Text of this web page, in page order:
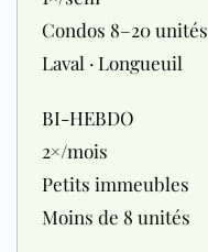
Condos 8–20 unités
Laval · Longueuil
BI-HEBDO
2×/mois
Petits immeubles
Moins de 8 unités